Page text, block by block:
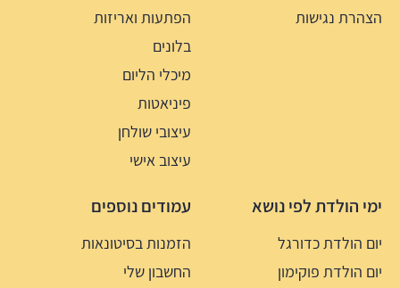
הצהרת נגישות
הפתעות ואריזות
בלונים
מיכלי הליום
פיניאטות
עיצובי שולחן
עיצוב אישי
ימי הולדת לפי נושא
יום הולדת כדורגל
יום הולדת פוקימון
עמודים נוספים
הזמנות בסיטונאות
החשבון שלי